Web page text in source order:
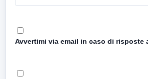
Avvertimi via email in caso di risposte